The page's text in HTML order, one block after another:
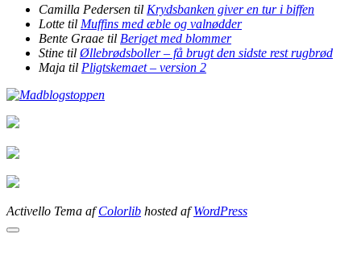
Camilla Pedersen til Krydsbanken giver en tur i biffen
Lotte til Muffins med æble og valnødder
Bente Graae til Beriget med blommer
Stine til Øllebrødsboller – få brugt den sidste rest rugbrød
Maja til Pligtskemaet – version 2
Activello Tema afColorlib hosted afWordPress